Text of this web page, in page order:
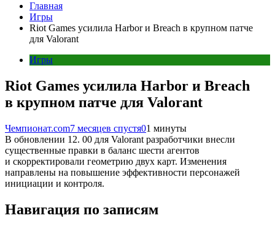
Главная
Игры
Riot Games усилила Harbor и Breach в крупном патче
для Valorant
Игры
Riot Games усилила Harbor и Breach
в крупном патче для Valorant
Чемпионат.com7 месяцев спустя01 минуты
В обновлении 12. 00 для Valorant разработчики внесли
существенные правки в баланс шести агентов
и скорректировали геометрию двух карт. Изменения
направлены на повышение эффективности персонажей
инициации и контроля.
Навигация по записям